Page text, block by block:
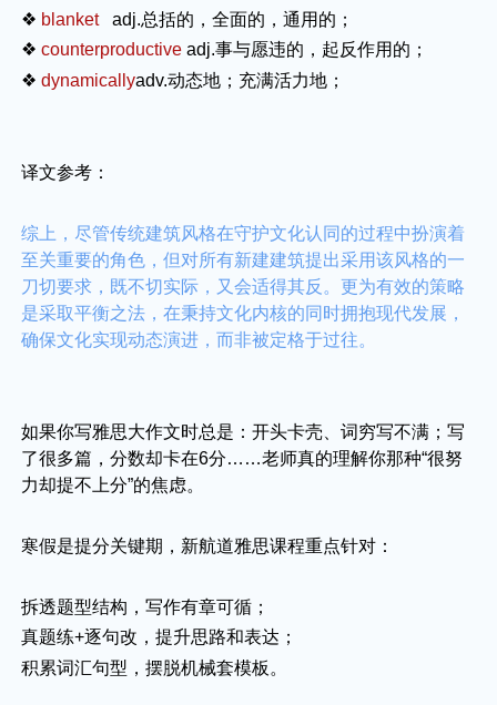
❖ blanketadj.总括的，全面的，通用的；
❖counterproductive adj.事与愿违的，起反作用的；
❖dynamicallyadv.动态地；充满活力地；
译文参考：
综上，尽管传统建筑风格在守护文化认同的过程中扮演着
至关重要的角色，但对所有新建建筑提出采用该风格的一
刀切要求，既不切实际，又会适得其反。更为有效的策略
是采取平衡之法，在秉持文化内核的同时拥抱现代发展，
确保文化实现动态演进，而非被定格于过往。
如果你写雅思大作文时总是：开头卡壳、词穷写不满；写
了很多篇，分数却卡在6分……老师真的理解你那种“很努
力却提不上分”的焦虑。
寒假是提分关键期，新航道雅思课程重点针对：
拆透题型结构，写作有章可循；
真题练+逐句改，提升思路和表达；
积累词汇句型，摆脱机械套模板。